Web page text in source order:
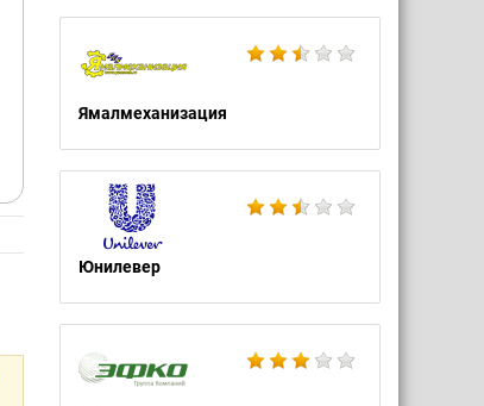
Ямалмеханизация
Юнилевер